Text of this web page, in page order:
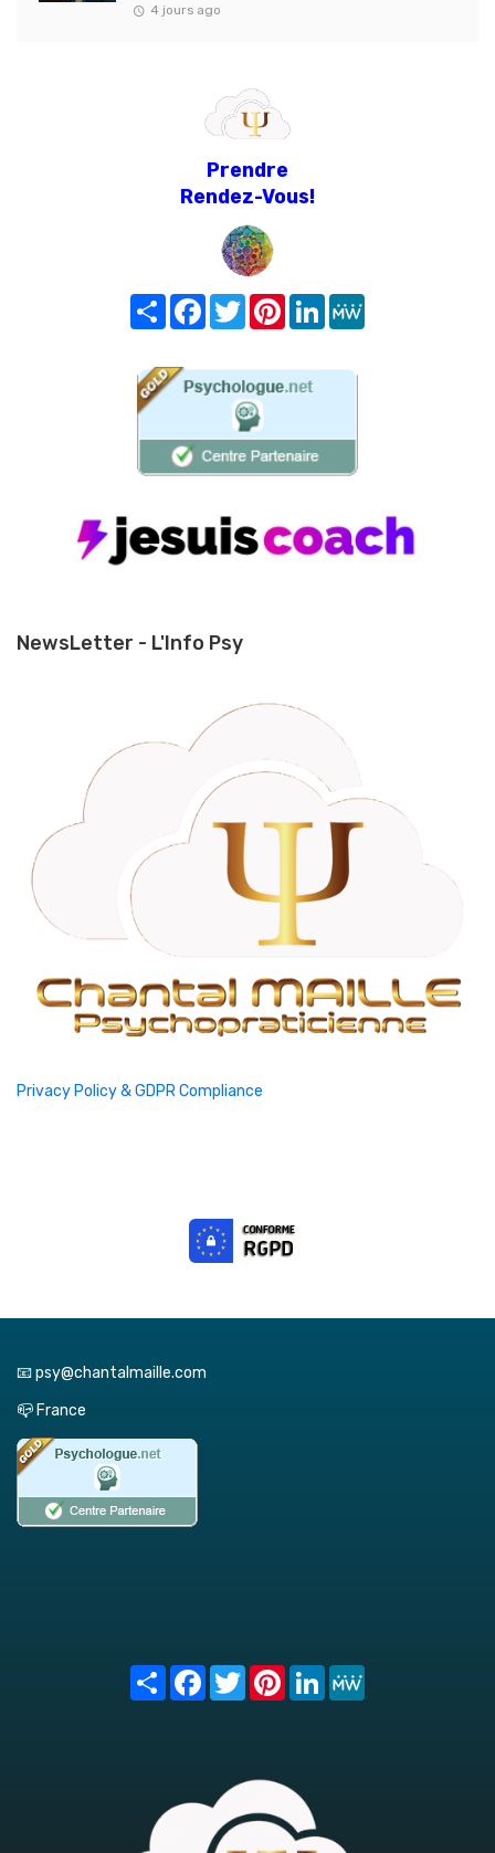
4 jours ago
Prendre
Rendez-Vous!
Share FacebookTwitterPinterest
LinkedIn
NewsLetter - L'Info Psy
Privacy Policy & GDPR Compliance
📧 psy@chantalmaille.com
📪 France
Share FacebookTwitterPinterest
LinkedIn